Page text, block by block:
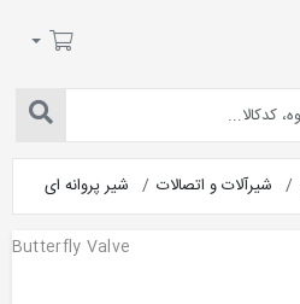
شیرآلات و اتصالات شیر پروانه ای
Butterfly Valve